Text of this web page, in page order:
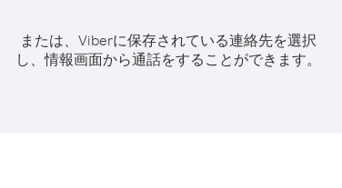
または、Viberに保存されている連絡先を選択
し、情報画面から通話をすることができます。